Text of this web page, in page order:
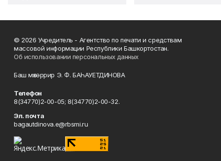
© 2026 Учредитель - Агентство по печати и средствам
массовой информации Республики Башкортостан.
Об использовании персональных данных
Баш мөхәррир Э. Ф. БАҺАУЕТДИНОВА
Телефон
8(34770)2-00-05; 8(34770)2-00-32.
Эл. почта
bagautdinova.e@rbsmi.ru